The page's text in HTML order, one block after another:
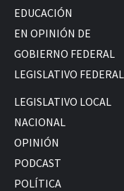
EDUCACIÓN
EN OPINIÓN DE
GOBIERNO FEDERAL
LEGISLATIVO FEDERAL
LEGISLATIVO LOCAL
NACIONAL
OPINIÓN
PODCAST
POLÍTICA